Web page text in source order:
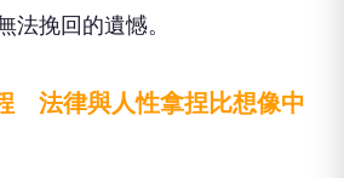
法挽回的遺憾。
法律與人性拿捏比想像中